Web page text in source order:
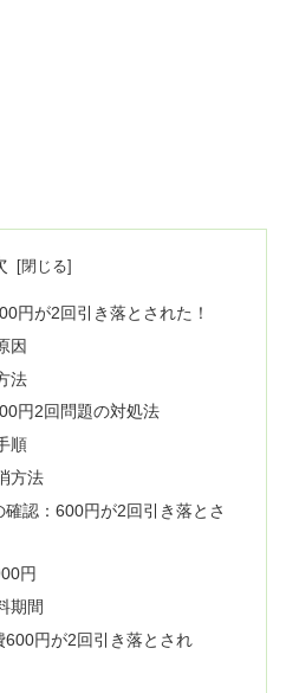
円が2回引き落とされた！
因
法
円2回問題の対処法
順
方法
認：600円が2回引き落とさ
円
期間
600円が2回引き落とされ